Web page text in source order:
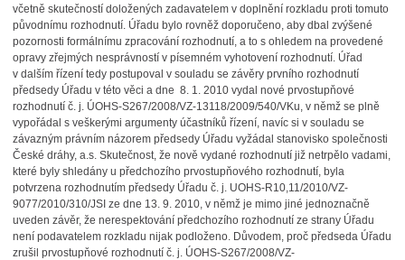
včetně skutečností doložených zadavatelem v doplnění rozkladu proti tomuto
původnímu rozhodnutí. Úřadu bylo rovněž doporučeno, aby dbal zvýšené
pozornosti formálnímu zpracování rozhodnutí, a to s ohledem na provedené
opravy zřejmých nesprávností v písemném vyhotovení rozhodnutí. Úřad
v dalším řízení tedy postupoval v souladu se závěry prvního rozhodnutí
předsedy Úřadu v této věci a dne 8. 1. 2010 vydal nové prvostupňové
rozhodnutí č. j. ÚOHS-S267/2008/VZ-13118/2009/540/VKu, v němž se plně
vypořádal s veškerými argumenty účastníků řízení, navíc si v souladu se
závazným právním názorem předsedy Úřadu vyžádal stanovisko společnosti
České dráhy, a.s. Skutečnost, že nově vydané rozhodnutí již netrpělo vadami,
které byly shledány u předchozího prvostupňového rozhodnutí, byla
potvrzena rozhodnutím předsedy Úřadu č. j. UOHS-R10,11/2010/VZ-
9077/2010/310/JSI ze dne 13. 9. 2010, v němž je mimo jiné jednoznačně
uveden závěr, že nerespektování předchozího rozhodnutí ze strany Úřadu
není podavatelem rozkladu nijak podloženo. Důvodem, proč předseda Úřadu
zrušil prvostupňové rozhodnutí č. j. ÚOHS-S267/2008/VZ-